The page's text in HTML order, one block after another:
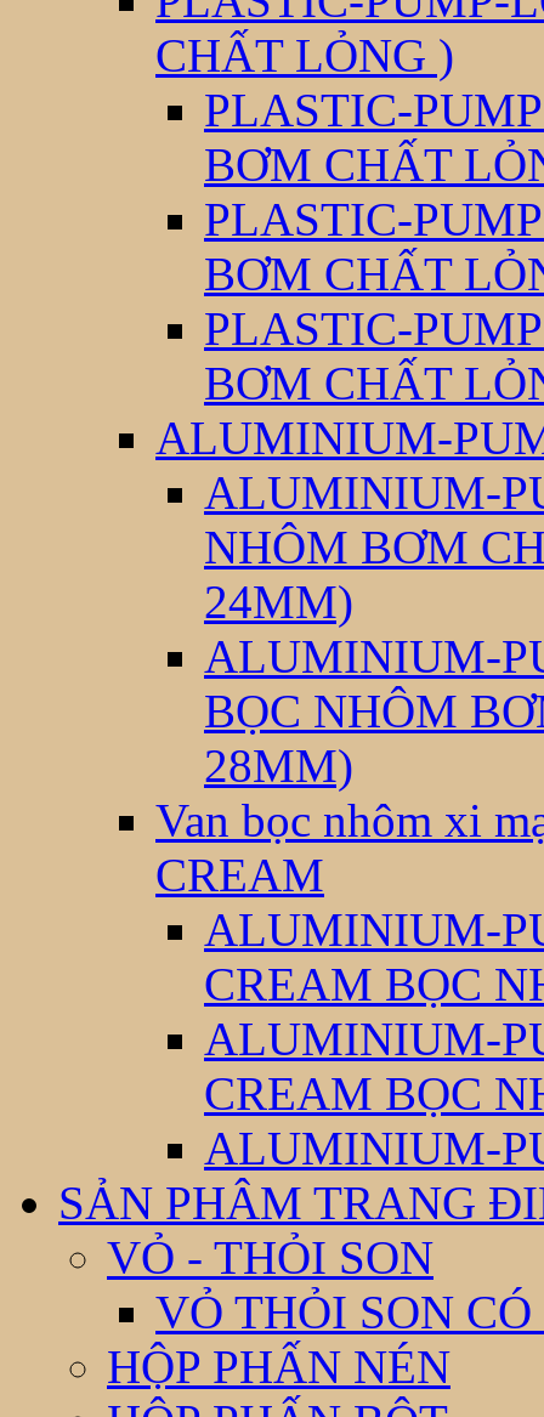
CHẤT LỎNG )
PLASTIC-
BƠM CHẤT
PLASTIC-
BƠM CHẤT
PLASTIC-
BƠM CHẤT
ALUMINIUM-
ALUMINIUM-
NHÔM BƠM
24MM)
ALUMINIUM-
BỌC NHÔM
28MM)
Van bọc nhôm xi
CREAM
ALUMINIUM-
CREAM BỌC
ALUMINIUM-
CREAM BỌC
ALUMINIUM-
SẢN PHÂM TRANG
VỎ - THỎI SON
VỎ THỎI SON
HỘP PHẤN NÉN